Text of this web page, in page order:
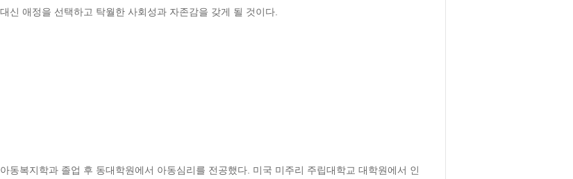
신 애정을 선택하고 탁월한 사회성과 자존감을 갖게 될 것이다.
동복지학과 졸업 후 동대학원에서 아동심리를 전공했다. 미국 미주리 주립대학교 대학원에서 인